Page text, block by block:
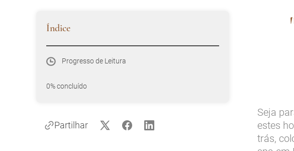
Índice
Progresso de Leitura
0% concluído
Partilhar
Seja
estes
trás,